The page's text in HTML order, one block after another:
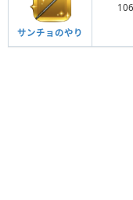
サンチョのやり
106